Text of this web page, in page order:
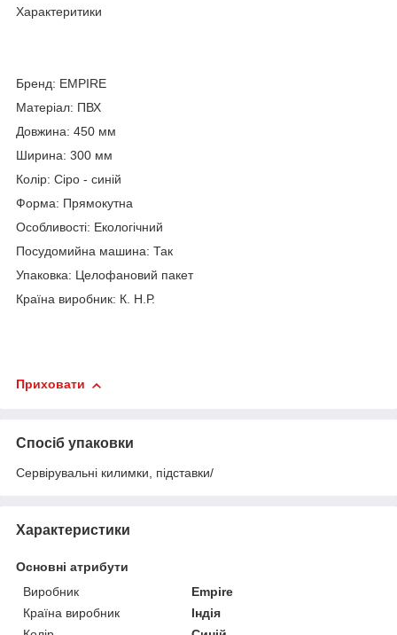
Характеритики
Бренд: EMPIRE
Матеріал: ПВХ
Довжина: 450 мм
Ширина: 300 мм
Колір: Сіро - синій
Форма: Прямокутна
Особливості: Екологічний
Посудомийна машина: Так
Упаковка: Целофановий пакет
Країна виробник: К. Н.Р.
Приховати
Спосіб упаковки
Сервірувальні килимки, підставки/
Характеристики
Основні атрибути
Виробник
Empire
Країна виробник
Індія